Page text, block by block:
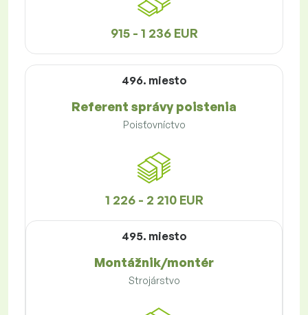
915 - 1 236 EUR
496. miesto
Referent správy poistenia
Poisťovníctvo
1 226 - 2 210 EUR
495. miesto
Montážnik/montér
Strojárstvo